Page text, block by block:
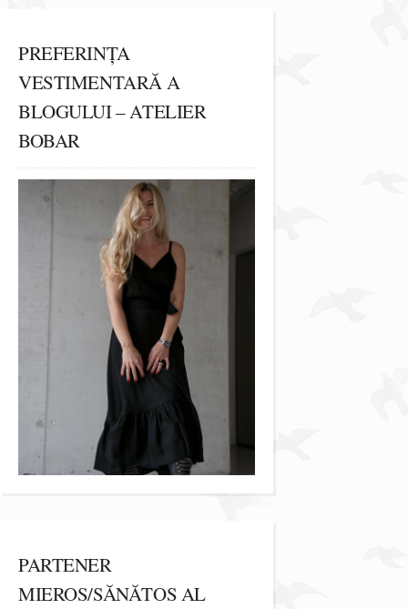
PREFERINȚA
VESTIMENTARĂ A
BLOGULUI – ATELIER
BOBAR
PARTENER
MIEROS/SĂNĂTOS AL